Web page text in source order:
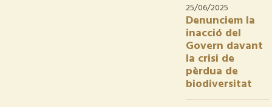
25/06/2025
Denunciem la
inacció del
Govern davant
la crisi de
pèrdua de
biodiversitat